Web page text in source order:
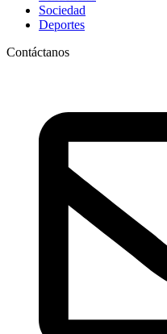
Sociedad
Deportes
Contáctanos